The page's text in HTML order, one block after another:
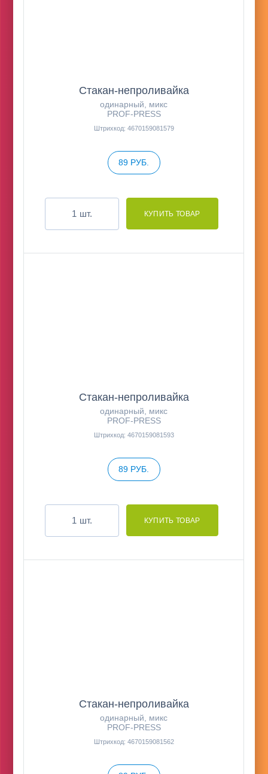
Стакан-непроливайка
одинарный, микс
PROF-PRESS
Штрихкод: 4670159081579
89 РУБ.
шт.
Стакан-непроливайка
одинарный, микс
PROF-PRESS
Штрихкод: 4670159081593
89 РУБ.
шт.
Стакан-непроливайка
одинарный, микс
PROF-PRESS
Штрихкод: 4670159081562